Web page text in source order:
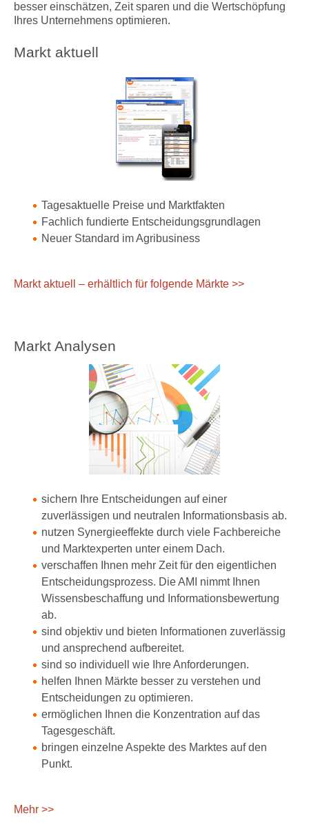
besser einschätzen, Zeit sparen und die Wertschöpfung
Ihres Unternehmens optimieren.
Markt aktuell
Tagesaktuelle Preise und Marktfakten
Fachlich fundierte Entscheidungsgrundlagen
Neuer Standard im Agribusiness
Markt aktuell – erhältlich für folgende Märkte >>
Markt Analysen
sichern Ihre Entscheidungen auf einer
zuverlässigen und neutralen Informationsbasis ab.
nutzen Synergieeffekte durch viele Fachbereiche
und Marktexperten unter einem Dach.
verschaffen Ihnen mehr Zeit für den eigentlichen
Entscheidungsprozess. Die AMI nimmt Ihnen
Wissensbeschaffung und Informationsbewertung
ab.
sind objektiv und bieten Informationen zuverlässig
und ansprechend aufbereitet.
sind so individuell wie Ihre Anforderungen.
helfen Ihnen Märkte besser zu verstehen und
Entscheidungen zu optimieren.
ermöglichen Ihnen die Konzentration auf das
Tagesgeschäft.
bringen einzelne Aspekte des Marktes auf den
Punkt.
Mehr >>